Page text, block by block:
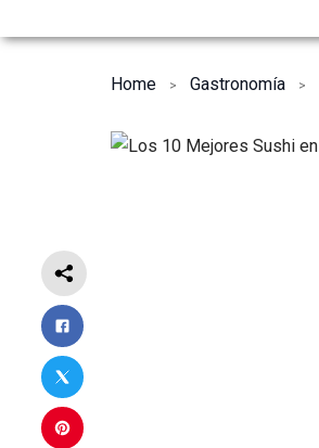
Home Gastronomía